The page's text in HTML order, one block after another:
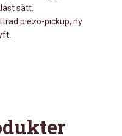
sätt.
piezo-pickup, ny